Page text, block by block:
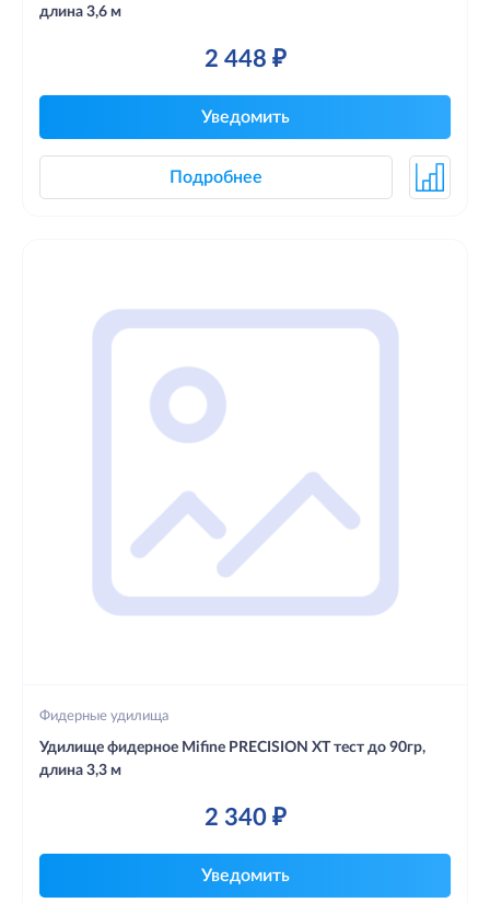
длина 3,6 м
2 448 ₽
Уведомить
Подробнее
Фидерные удилища
Удилище фидерное Mifine PRECISION XT тест до 90гр,
длина 3,3 м
2 340 ₽
Уведомить